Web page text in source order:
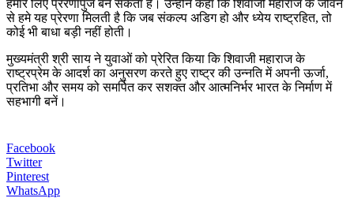
हमारे लिए प्रेरणापुंज बन सकता है। उन्होंने कहा कि शिवाजी महाराज के जीवन
से हमे यह प्रेरणा मिलती है कि जब संकल्प अडिग हो और ध्येय राष्ट्रहित, तो
कोई भी बाधा बड़ी नहीं होती।
मुख्यमंत्री श्री साय ने युवाओं को प्रेरित किया कि शिवाजी महाराज के
राष्ट्रप्रेम के आदर्श का अनुसरण करते हुए राष्ट्र की उन्नति में अपनी ऊर्जा,
प्रतिभा और समय को समर्पित कर सशक्त और आत्मनिर्भर भारत के निर्माण में
सहभागी बनें।
Facebook
Twitter
Pinterest
WhatsApp